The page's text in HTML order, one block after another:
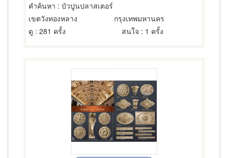
คำค้นหา : บัวปูนปลาสเตอร์
เขตวังทองหลาง
กรุงเทพมหานคร
ดู : 281 ครั้ง สนใจ : 1 ครั้ง